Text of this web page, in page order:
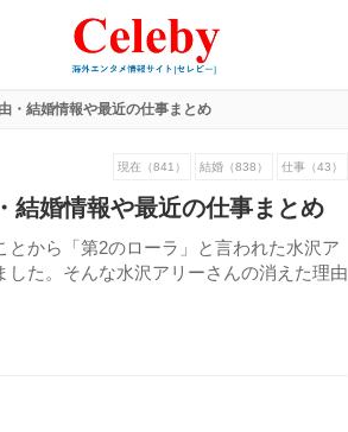
・結婚情報や最近の仕事まとめ
現在（841） 結婚（838） 仕事（43）
結婚情報や最近の仕事まとめ
から「第2のローラ」と言われた水沢ア
た。そんな水沢アリーさんの消えた理由